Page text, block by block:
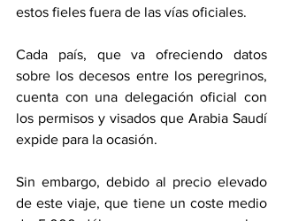
estos fieles fuera de las vías oficiales.
Cada país, que va ofreciendo datos
sobre los decesos entre los peregrinos,
cuenta con una delegación oficial con
los permisos y visados que Arabia Saudí
expide para la ocasión.
Sin embargo, debido al precio elevado
de este viaje, que tiene un coste medio